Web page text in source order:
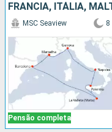
FRANCIA, ITÁLIA,
Pensão completa
MSC Seaview 8